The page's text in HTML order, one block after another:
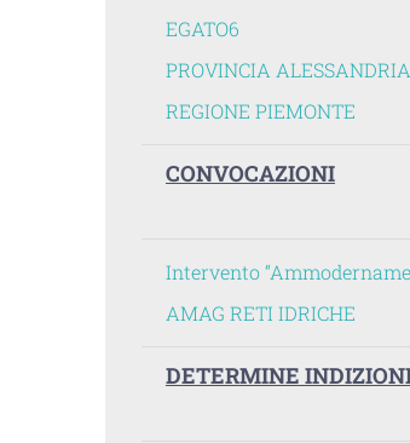
EGATO6
PROVINCIA ALESSANDRIA
REGIONE PIEMONTE
CONVOCAZIONI
Intervento
AMAG RETI IDRICHE
DETERMINE